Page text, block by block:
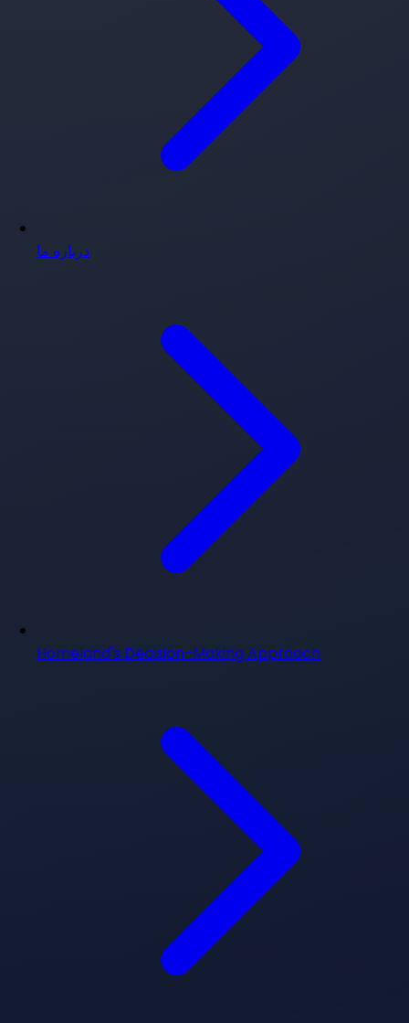
درباره ما
Homeland's Decision-Making Approach